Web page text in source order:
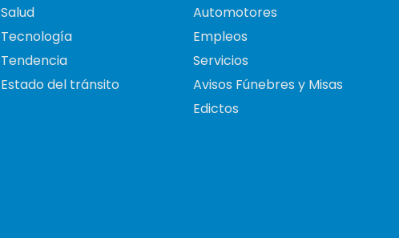
Salud
Tecnología
Tendencia
Estado del tránsito
Automotores
Empleos
Servicios
Avisos Fúnebres y Misas
Edictos